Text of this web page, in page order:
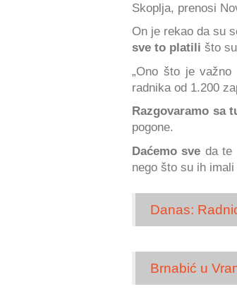
Skoplja, prenosi
On je rekao da su
sve to platili što
„Ono što je
radnika od 1.200
Razgovaramo sa
pogone.
Daćemo sve da te
nego što su ih
Danas:
Brnabić u